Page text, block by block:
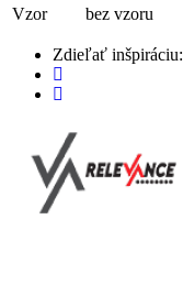
Vzor
bez vzoru
Zdieľať inšpiráciu: